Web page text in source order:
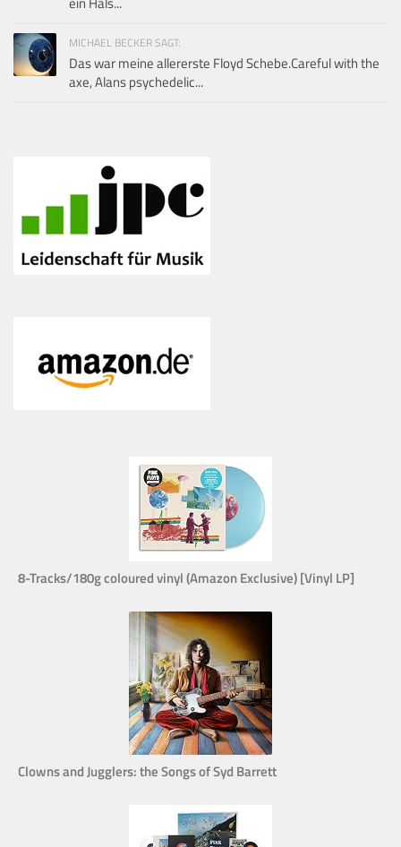
MICHAEL BECKER SAGT:
Das war meine allererste Floyd Schebe.Careful with the
axe, Alans psychedelic...
8-Tracks/180g coloured vinyl (Amazon Exclusive) [Vinyl LP]
Clowns and Jugglers: the Songs of Syd Barrett